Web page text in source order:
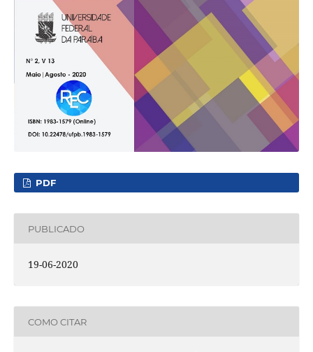
PDF
PUBLICADO
19-06-2020
COMO CITAR